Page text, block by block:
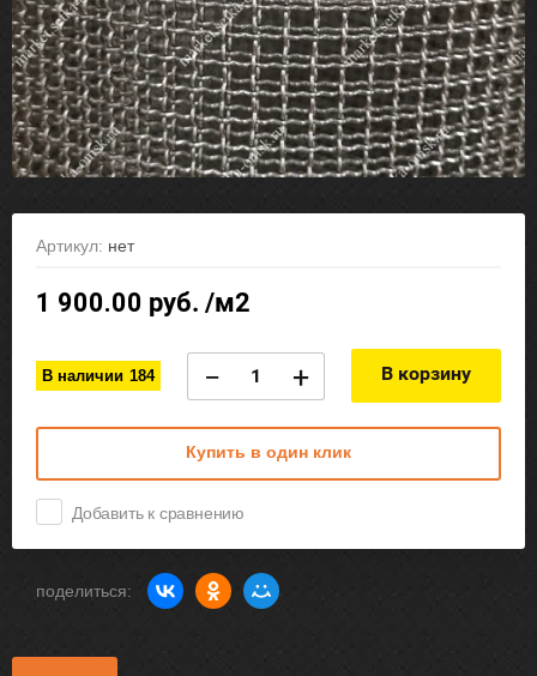
Артикул: нет
1 900.00 руб. /м2
В наличии 184 − + В корзину
Купить в один клик
Добавить к сравнению
поделиться: